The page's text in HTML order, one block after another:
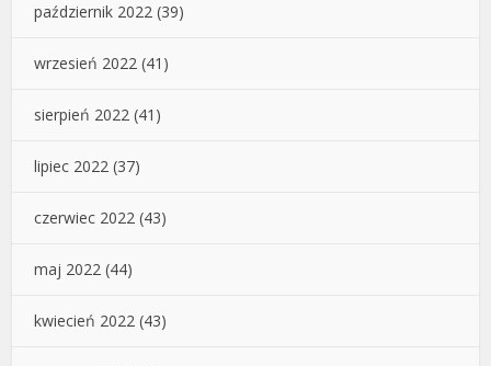
październik 2022 (39)
wrzesień 2022 (41)
sierpień 2022 (41)
lipiec 2022 (37)
czerwiec 2022 (43)
maj 2022 (44)
kwiecień 2022 (43)